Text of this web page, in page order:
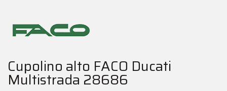
Cupolino alto FACO Ducati
Multistrada 28686